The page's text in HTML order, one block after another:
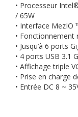
• Processeur
/ 65W
• Interface MezIO
• Fonctionnement
• Jusqu’à 6 ports
• 4 ports USB 3.1
• Affichage triple
• Prise en charge
• Entrée DC 8 ~